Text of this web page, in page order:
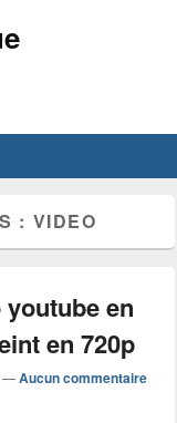
: VIDEO
en
en 720p
—Aucun commentaire